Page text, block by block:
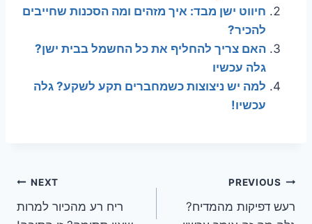
חיווט ישן מבד: איך מזהים ומה הסכנות שחייבים
להכיר?
האם צריך להחליף את כל החשמל בבית ישן?
גלה עכשיו
למה יש ניצוצות כשמחברים תקע לשקע? גלה
עכשיו!
ניווט
PREVIOUS
רעש דפיקות מהמדיח?
NEXT
ריח רע מהכיור למרות